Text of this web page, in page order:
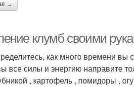
→
клумб своими
как много времени вы
все силы и энергию направите
, картофель , помидоры ,